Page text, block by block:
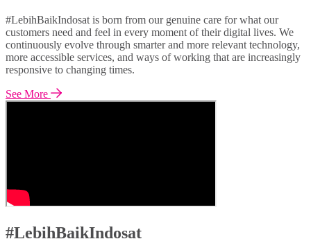
#LebihBaikIndosat is born from our genuine care for what our
customers need and feel in every moment of their digital lives. We
continuously evolve through smarter and more relevant technology,
more accessible services, and ways of working that are increasingly
responsive to changing times.
See More
#LebihBaikIndosat